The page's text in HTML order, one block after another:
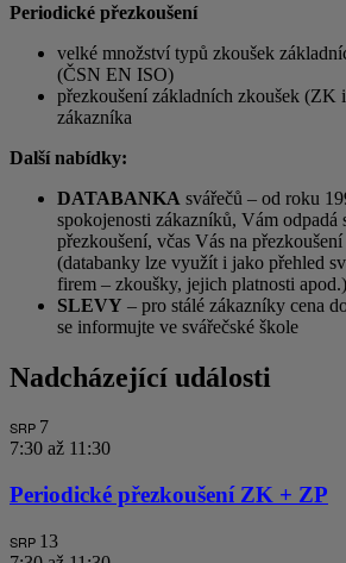
Periodické přezkoušení
velké množství typů zkoušek
(ČSN EN ISO)
přezkoušení základních zkoušek (ZK
zákazníka
Další nabídky:
DATABANKA svářečů – od roku
spokojenosti zákazníků, Vám odpadá
přezkoušení, včas Vás na
(databanky lze využít i jako přehled
firem – zkoušky, jejich platnosti apod.)
SLEVY – pro stálé zákazníky cena
se informujte ve svářečské škole
Nadcházející události
SRP 7
7:30 až 11:30
Periodické přezkoušení ZK + ZP
SRP 13